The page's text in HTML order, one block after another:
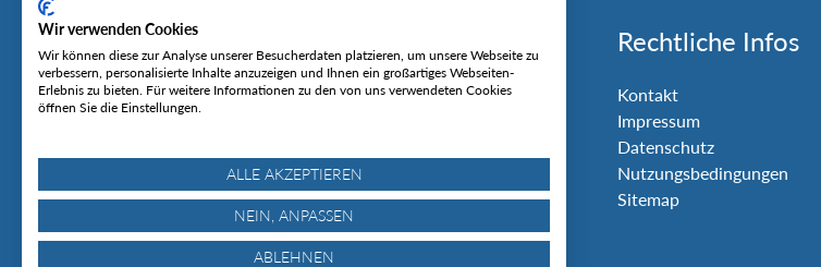
Tourentipp
Über uns
Wetter & Lawinenlage
Rechtliche Infos
Kontakt
Impressum
Datenschutz
Nutzungsbedingungen
Sitemap
Wir verwenden Cookies
Wir können diese zur Analyse unserer Besucherdaten platzieren, um unsere Webseite zu
verbessern, personalisierte Inhalte anzuzeigen und Ihnen ein großartiges Webseiten-
Erlebnis zu bieten. Für weitere Informationen zu den von uns verwendeten Cookies
öffnen Sie die Einstellungen.
ALLE AKZEPTIEREN
NEIN, ANPASSEN
ABLEHNEN